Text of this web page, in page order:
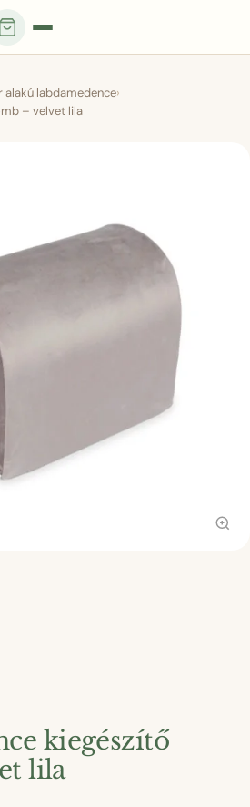
alakú labdamedence›
– velvet lila
kiegészítő
lila